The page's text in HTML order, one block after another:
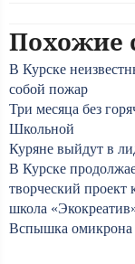
Похожие
В Курске
собой пожар
Три месяца без
Школьной
Куряне выйдут в
В Курске
творческий проект
школа
Вспышка омикрона